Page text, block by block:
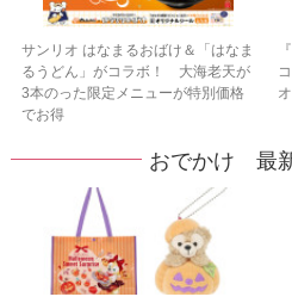
サンリオ はなまるおばけ＆「はなま
るうどん」がコラボ！ 大海老天が
3本のった限定メニューが特別価格
でお得
おでかけ 最